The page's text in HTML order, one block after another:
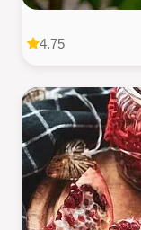
4.75